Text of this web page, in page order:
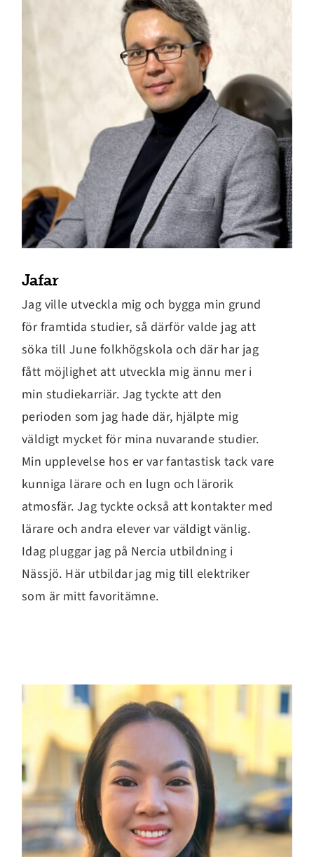
Jafar
Jag ville utveckla mig och bygga min grund
för framtida studier, så därför valde jag att
söka till June folkhögskola och där har jag
fått möjlighet att utveckla mig ännu mer i
min studiekarriär. Jag tyckte att den
perioden som jag hade där, hjälpte mig
väldigt mycket för mina nuvarande studier.
Min upplevelse hos er var fantastisk tack vare
kunniga lärare och en lugn och lärorik
atmosfär. Jag tyckte också att kontakter med
lärare och andra elever var väldigt vänlig.
Idag pluggar jag på Nercia utbildning i
Nässjö. Här utbildar jag mig till elektriker
som är mitt favoritämne.